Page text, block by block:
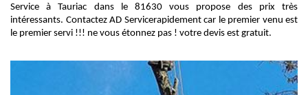
Service à Tauriac dans le 81630 vous propose des prix très
intéressants. Contactez AD Servicerapidement car le premier venu est
le premier servi !!! ne vous étonnez pas ! votre devis est gratuit.